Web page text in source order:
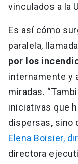
vinculados a la
Es así cómo
paralela, llamada
por los
internamente y
miradas.
iniciativas que
dispersas, sino
Elena Boisier,
directora